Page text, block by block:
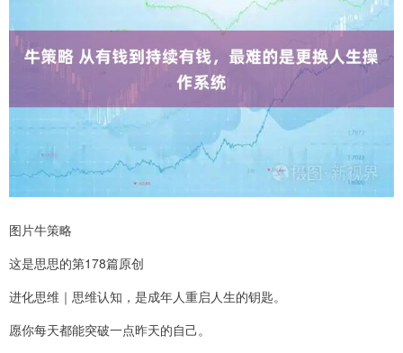
图片牛策略
这是思思的第178篇原创
进化思维｜思维认知，是成年人重启人生的钥匙。
愿你每天都能突破一点昨天的自己。